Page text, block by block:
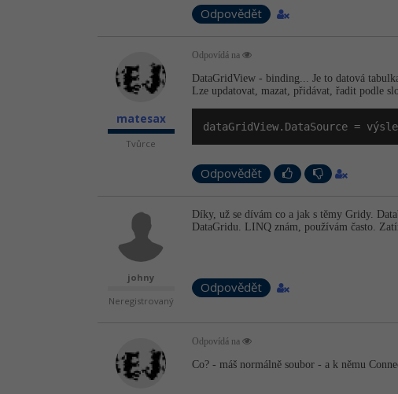
Odpovědět
matesax
Tvůrce
Odpovídá na
DataGridView - binding... Je to datová
Lze updatovat, mazat, přidávat, řadit podle
dataGridView.DataSource =
Odpovědět
johny
Neregistrovaný
Díky, už se dívám co a jak s těmy Gridy.
DataGridu. LINQ znám, používám často.
Odpovědět
Odpovídá na
Co? - máš normálně soubor - a k němu